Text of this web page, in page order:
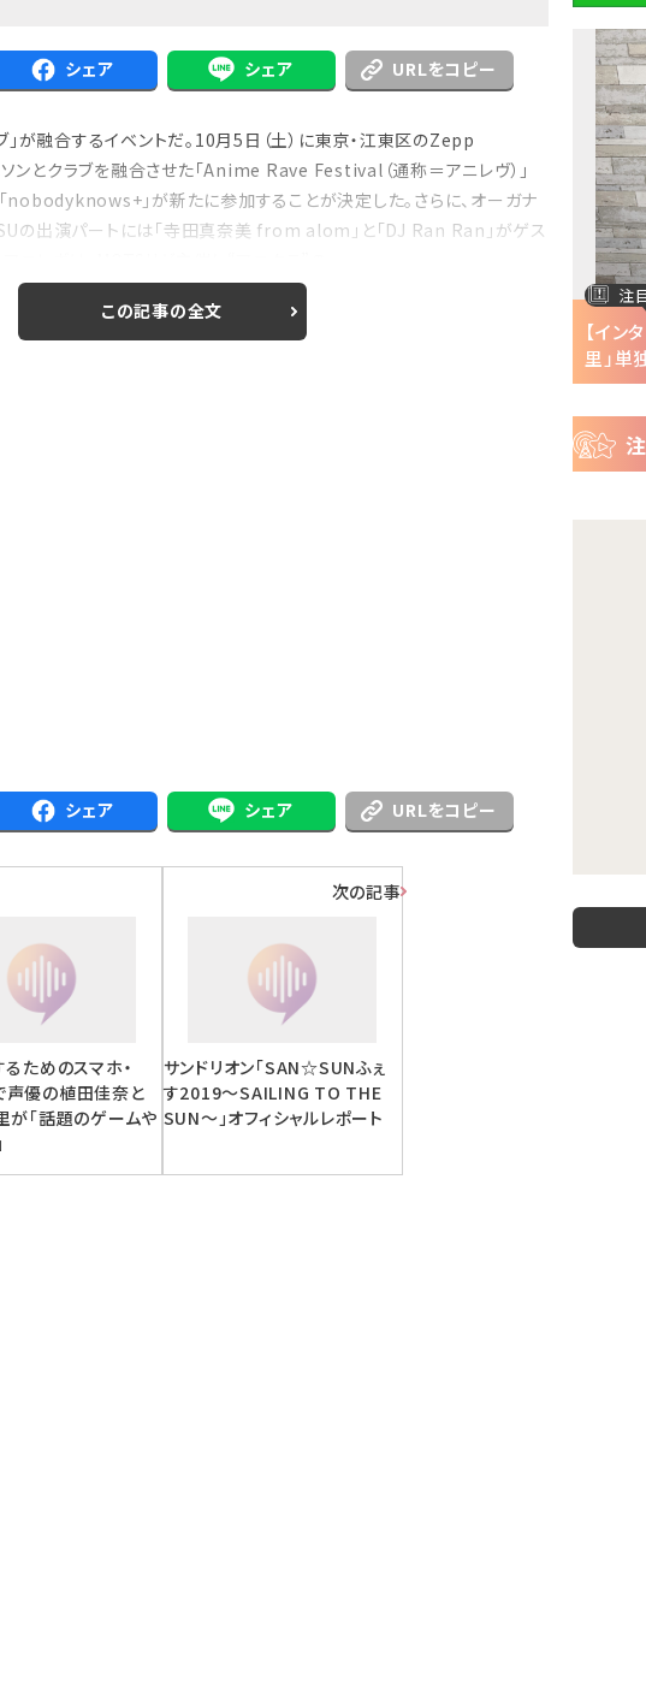
シェア シェア URLをコピー
ブ」が融合するイベントだ。10月5日（土）に東京・江東区のZepp
とクラブを融合させた「Anime Rave Festival（通称＝アニレヴ）」
nobodyknows+」が新たに参加することが決定した。さらに、オーガナ
の出演パートには「寺田真奈美 from alom」と「DJ Ran Ran」がゲス
この記事の全文
シェア シェア URLをコピー
ためのスマホ・
優の植田佳奈と
が「話題のゲームや
次の記事
サンドリオン「SAN☆SUNふぇ
す2019～SAILING TO THE
SUN～」オフィシャルレポート
注
目
ニ
ー
ス
、ラジオ5年半で
【インタビュー】『株式会社マジルミエ』第2期の
注
【イン
里」単